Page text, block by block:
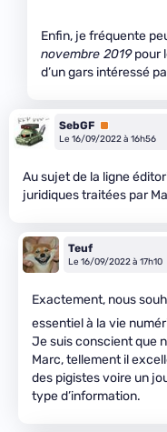
Enfin, je fréquente
novembre 2019pour
d’un gars intéressé
SebGF Premium
Le 16/09/2022 à 16h56
Au sujet de la ligne
juridiques traitées par
Teuf
Le 16/09/2022 à 17h10
Exactement, nous
essentiel à la vie
Je suis conscient que
Marc, tellement il
des pigistes voire un
type d’information.